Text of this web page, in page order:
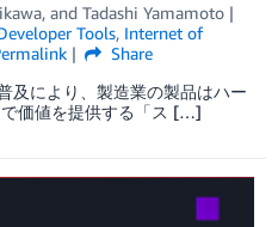
, and Tadashi Yamamoto
Tools, Internet of
Share
及により、製造業の製品はハー
で価値を提供する「ス […]